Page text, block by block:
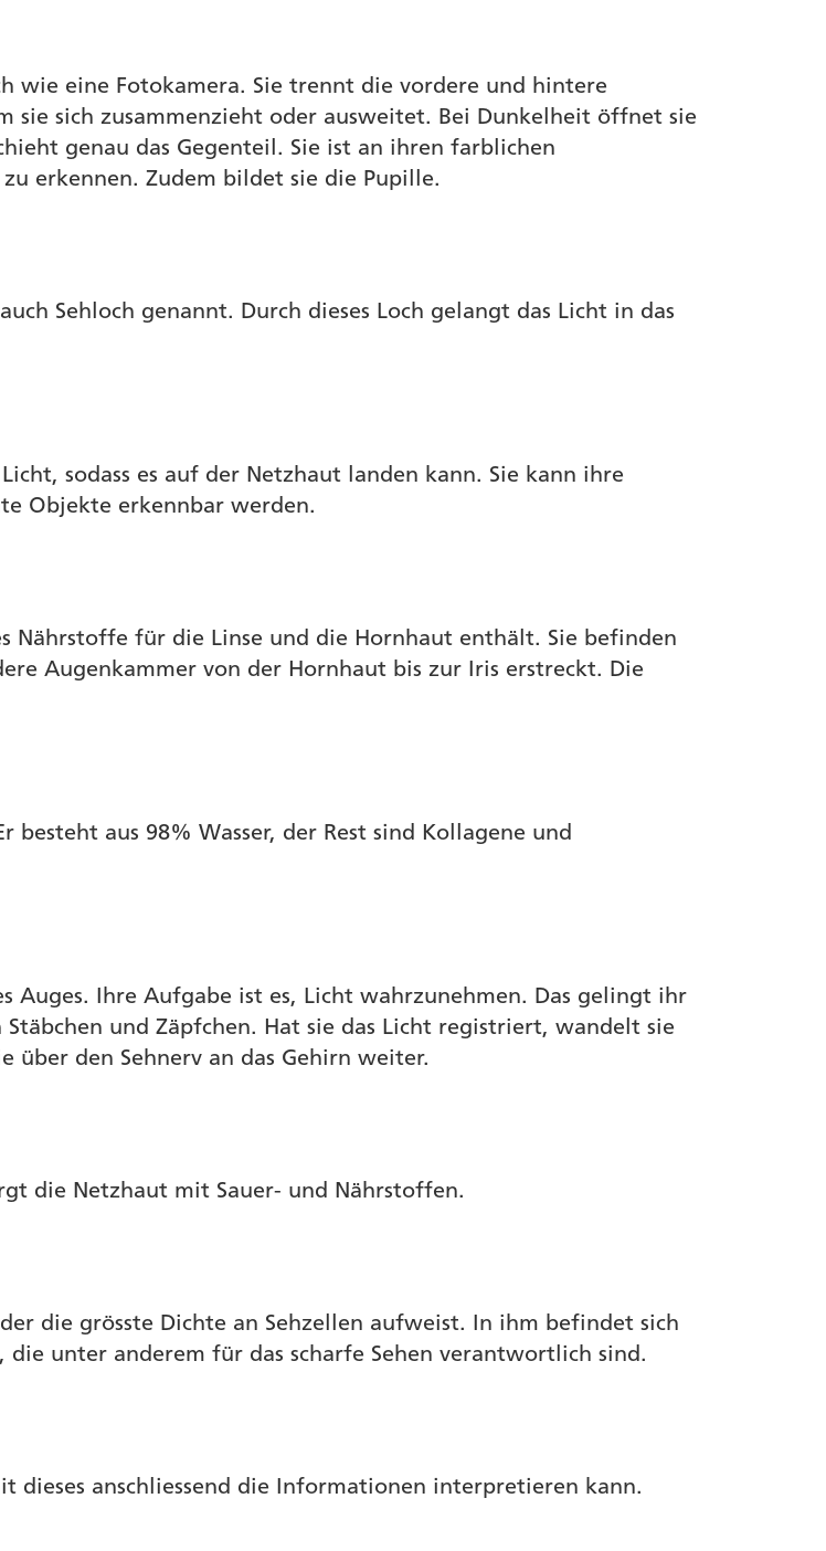
wie eine Fotokamera. Sie trennt die vordere und hintere
sich zusammenzieht oder ausweitet. Bei Dunkelheit öffnet sie
genau das Gegenteil. Sie ist an ihren farblichen
erkennen. Zudem bildet sie die Pupille.
Sehloch genannt. Durch dieses Loch gelangt das Licht in das
sodass es auf der Netzhaut landen kann. Sie kann ihre
Objekte erkennbar werden.
Nährstoffe für die Linse und die Hornhaut enthält. Sie befinden
Augenkammer von der Hornhaut bis zur Iris erstreckt. Die
besteht aus 98% Wasser, der Rest sind Kollagene und
Auges. Ihre Aufgabe ist es, Licht wahrzunehmen. Das gelingt ihr
und Zäpfchen. Hat sie das Licht registriert, wandelt sie
über den Sehnerv an das Gehirn weiter.
die Netzhaut mit Sauer- und Nährstoffen.
die grösste Dichte an Sehzellen aufweist. In ihm befindet sich
unter anderem für das scharfe Sehen verantwortlich sind.
dieses anschliessend die Informationen interpretieren kann.